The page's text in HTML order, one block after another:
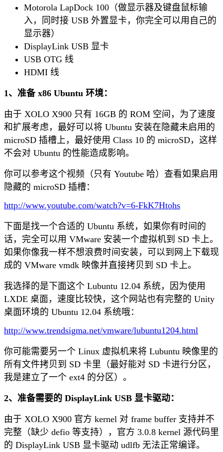
Motorola LapDock 100（做显示器及键盘鼠标输
入，同时接 USB 外置显卡，你完全可以用自己的
显示器）
DisplayLink USB 显卡
USB OTG 线
HDMI 线
1、准备 x86 Ubuntu 环境：
由于 XOLO X900 只有 16GB 的 ROM 空间，为了速度
和扩展考虑，最好可以将 Ubuntu 安装在隐藏未启用的
microSD 插槽上，最好使用 Class 10 的 microSD，这样
不会对 Ubuntu 的性能造成影响。
你可以参考这个视频（只有 Youtube 哈）查看如果启用
隐藏的 microSD 插槽：
http://www.youtube.com/watch?v=6-FkK7Htohs
下面是找一个合适的 Ubuntu 系统，如果你有时间的
话，完全可以用 VMware 安装一个虚拟机到 SD 卡上。
如果你像我一样不想浪费时间安装，可以到网上下载现
成的 VMware vmdk 映像并直接拷贝到 SD 卡上。
我选择的是下面这个 Lubuntu 12.04 系统，因为使用
LXDE 桌面，速度比较快，这个网站也有完整的 Unity
桌面环境的 Ubuntu 12.04 系统哦：
http://www.trendsigma.net/vmware/lubuntu1204.html
你可能需要另一个 Linux 虚拟机来将 Lubuntu 映像里的
所有文件拷贝到 SD 卡里（最好能对 SD 卡进行分区，
我是建立了一个 ext4 的分区）。
2、准备需要的 DisplayLink USB 显卡驱动：
由于 XOLO X900 官方 kernel 对 frame buffer 支持并不
完整（缺少 defio 等支持），官方 3.0.8 kernel 源代码里
的 DisplayLink USB 显卡驱动 udlfb 无法正常编译。